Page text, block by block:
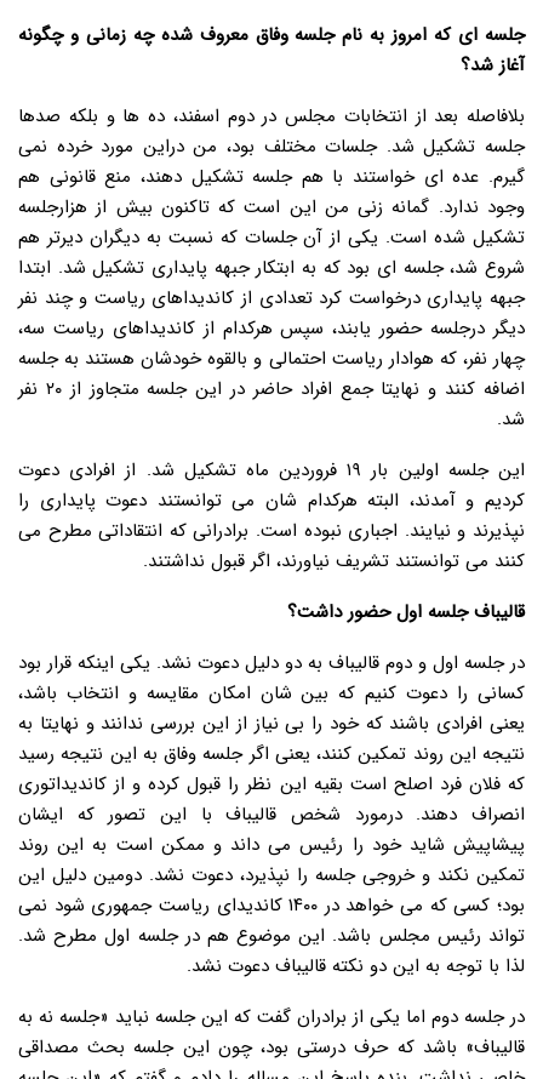
جلسه ای که امروز به نام جلسه وفاق معروف شده چه زمانی و چگونه
آغاز شد؟
بلافاصله بعد از انتخابات مجلس در دوم اسفند، ده ها و بلکه صدها
جلسه تشکیل شد. جلسات مختلف بود، من دراین مورد خرده نمی
گیرم. عده ای خواستند با هم جلسه تشکیل دهند، منع قانونی هم
وجود ندارد. گمانه زنی من این است که تاکنون بیش از هزارجلسه
تشکیل شده است. یکی از آن جلسات که نسبت به دیگران دیرتر هم
شروع شد، جلسه ای بود که به ابتکار جبهه پایداری تشکیل شد. ابتدا
جبهه پایداری درخواست کرد تعدادی از کاندیداهای ریاست و چند نفر
دیگر درجلسه حضور یابند، سپس هرکدام از کاندیداهای ریاست سه،
چهار نفر، که هوادار ریاست احتمالی و بالقوه خودشان هستند به جلسه
اضافه کنند و نهایتا جمع افراد حاضر در این جلسه متجاوز از ۲۰ نفر
شد.
این جلسه اولین بار ۱۹ فروردین ماه تشکیل شد. از افرادی دعوت
کردیم و آمدند، البته هرکدام شان می توانستند دعوت پایداری را
نپذیرند و نیایند. اجباری نبوده است. برادرانی که انتقاداتی مطرح می
کنند می توانستند تشریف نیاورند، اگر قبول نداشتند.
قالیباف جلسه اول حضور داشت؟
در جلسه اول و دوم قالیباف به دو دلیل دعوت نشد. یکی اینکه قرار بود
کسانی را دعوت کنیم که بین شان امکان مقایسه و انتخاب باشد،
یعنی افرادی باشند که خود را بی نیاز از این بررسی ندانند و نهایتا به
نتیجه این روند تمکین کنند، یعنی اگر جلسه وفاق به این نتیجه رسید
که فلان فرد اصلح است بقیه این نظر را قبول کرده و از کاندیداتوری
انصراف دهند. درمورد شخص قالیباف با این تصور که ایشان
پیشاپیش شاید خود را رئیس می داند و ممکن است به این روند
تمکین نکند و خروجی جلسه را نپذیرد، دعوت نشد. دومین دلیل این
بود؛ کسی که می خواهد در ۱۴۰۰ کاندیدای ریاست جمهوری شود نمی
تواند رئیس مجلس باشد. این موضوع هم در جلسه اول مطرح شد.
لذا با توجه به این دو نکته قالیباف دعوت نشد.
در جلسه دوم اما یکی از برادران گفت که این جلسه نباید «جلسه نه به
قالیباف» باشد که حرف درستی بود، چون این جلسه بحث مصداقی